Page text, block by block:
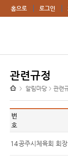
홈으로 로그인
관련규정
> 알림마당 > 관련
번
호
14공주시체육회 회